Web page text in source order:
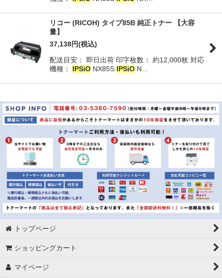
リコー (RICOH) タイプ85B 純正トナー 【大容
量】
37,138円(税込)
配送目安： 即日出荷 印字枚数： 約12,000枚 対応
機種： IPSiO NX85S IPSiO N…
トップページ
ショッピングカート
マイページ